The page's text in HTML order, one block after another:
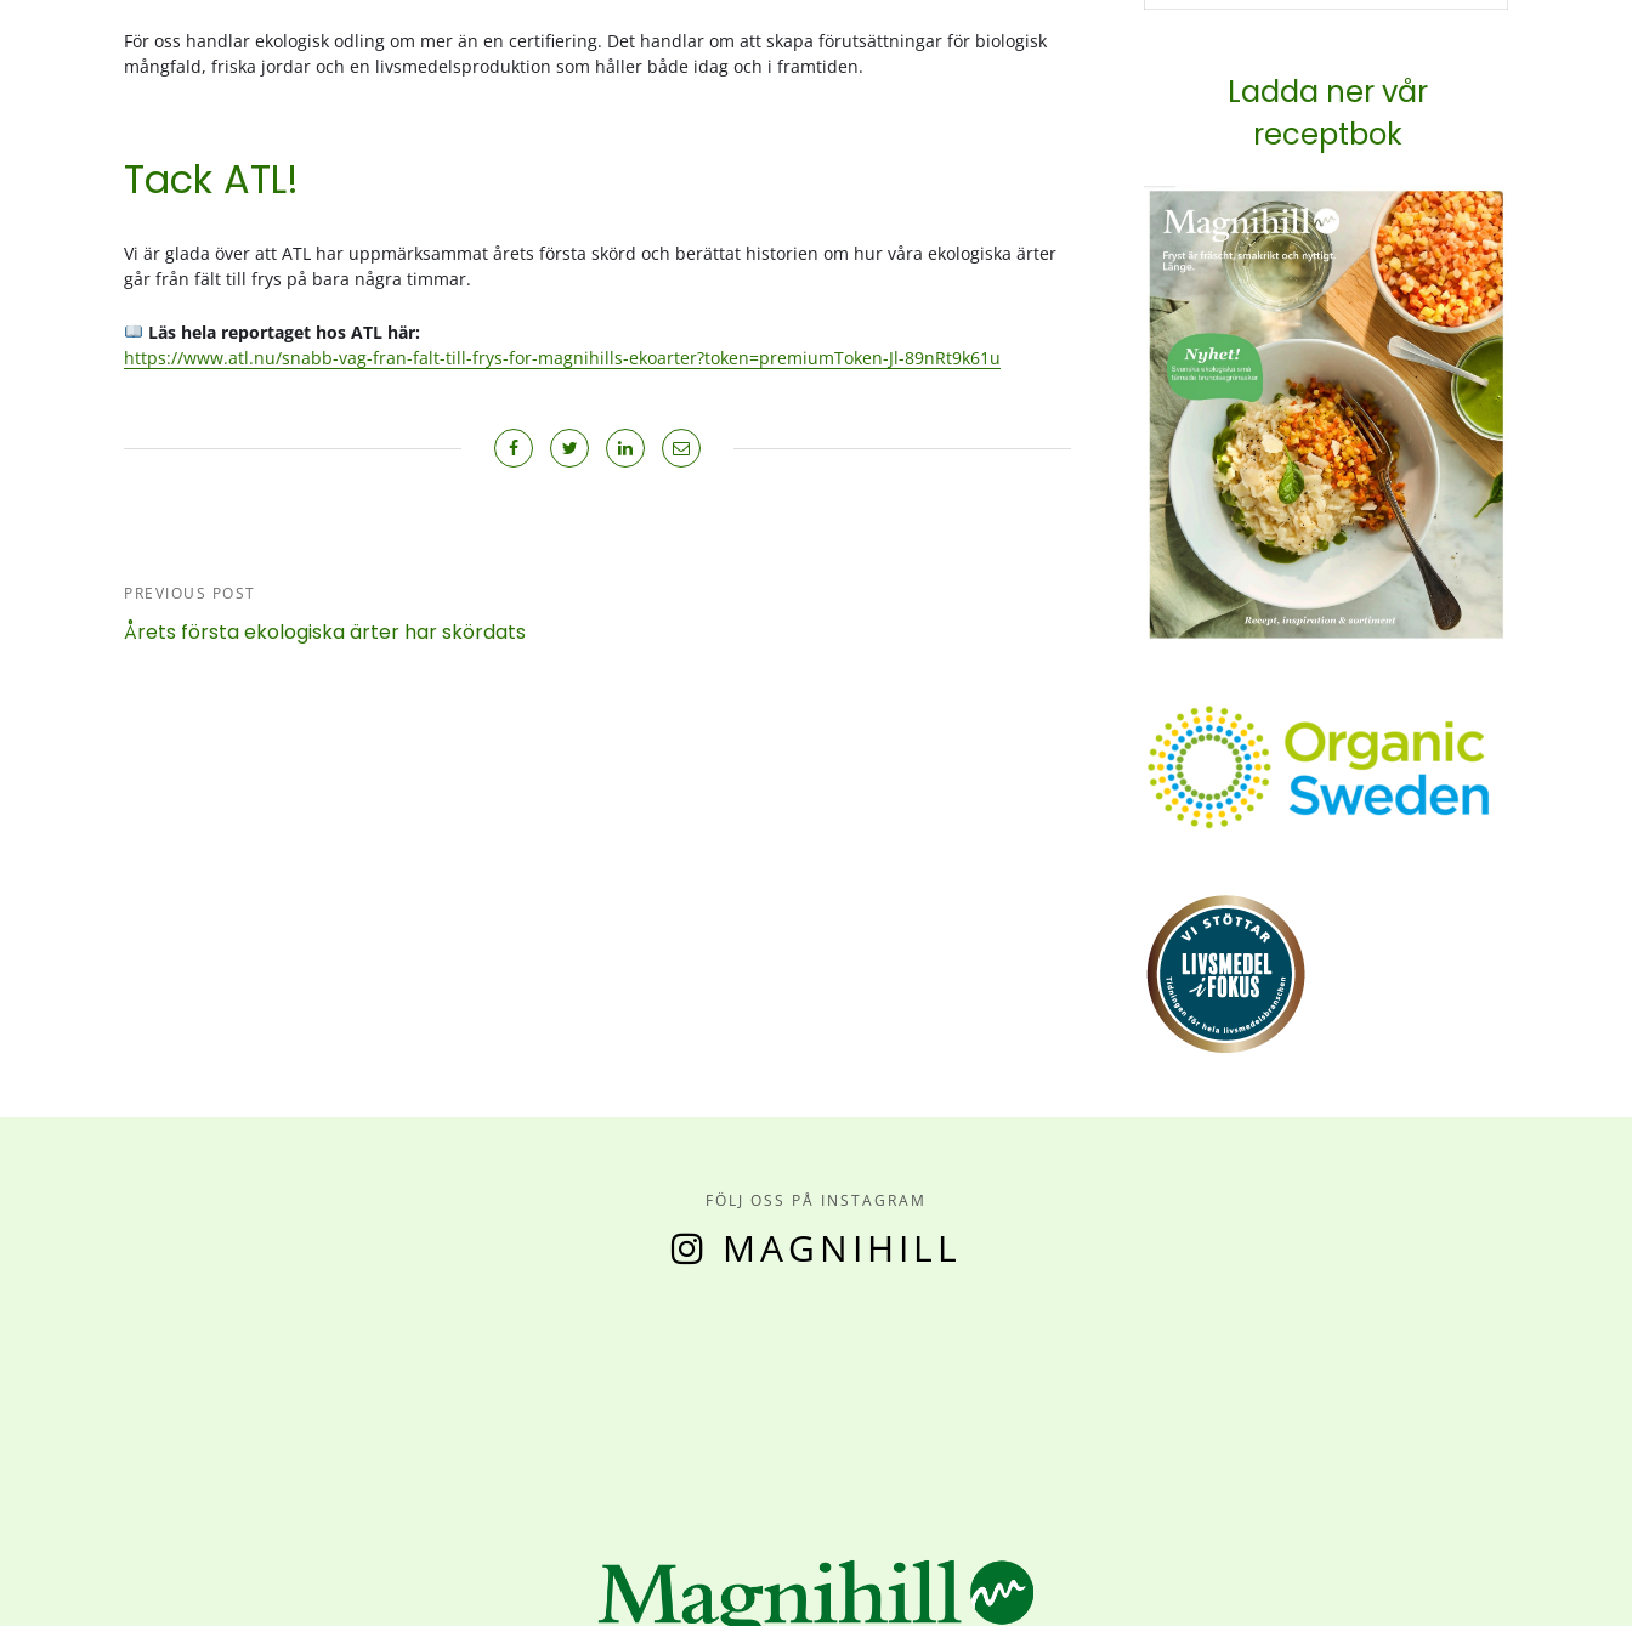
För oss handlar ekologisk odling om mer än en certifiering. Det handlar om att skapa förutsättningar för biologisk
mångfald, friska jordar och en livsmedelsproduktion som håller både idag och i framtiden.
Tack ATL!
Vi är glada över att ATL har uppmärksammat årets första skörd och berättat historien om hur våra ekologiska ärter
går från fält till frys på bara några timmar.
Läs hela reportaget hos ATL här:
https://www.atl.nu/snabb-vag-fran-falt-till-frys-for-magnihills-ekoarter?token=premiumToken-Jl-89nRt9k61u
PREVIOUS POST
Årets första ekologiska ärter har skördats
Ladda ner vår
receptbok
FÖLJ OSS PÅ INSTAGRAM
MAGNIHILL